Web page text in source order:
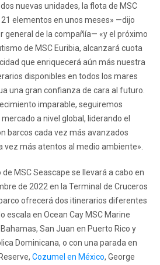
nuevas unidades, la flota de MSC
elementos en unos meses» —dijo
general de la compañía— «y el próximo
de MSC Euribia, alcanzará cuota
que enriquecerá aún más nuestra
disponibles en todos los mares
una gran confianza de cara al futuro.
imparable, seguiremos
a nivel global, liderando el
barcos cada vez más avanzados
vez más atentos al medio ambiente».
de MSC Seascape se llevará a cabo en
de 2022 en la Terminal de Cruceros
ofrecerá dos itinerarios diferentes
escala en Ocean Cay MSC Marine
San Juan en Puerto Rico y
Dominicana, o con una parada en
Cozumel en México, George